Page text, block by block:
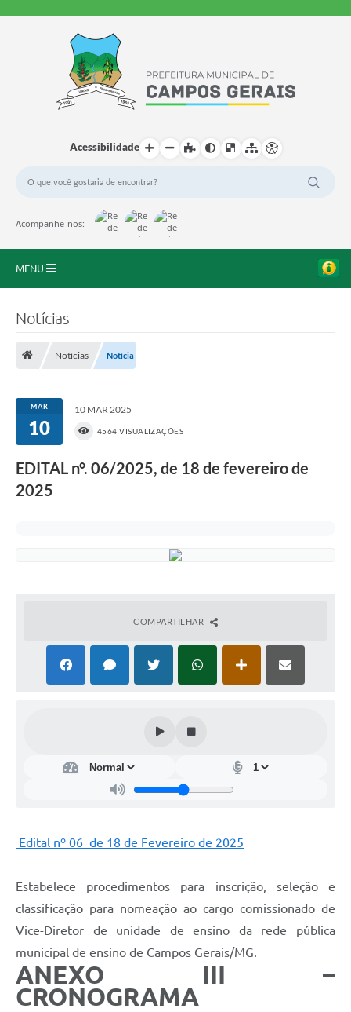
Acessibilidade
Acompanhe-nos:
MENU
Portal da Transparência
Secretarias
Notícias
Notícias Notícia
MAR
10
10 MAR 2025
4564 VISUALIZAÇÕES
EDITAL n°. 06/2025, de 18 de fevereiro de
2025
COMPARTILHAR
Edital nº 06 de 18 de Fevereiro de 2025
Estabelece procedimentos para inscrição, seleção e
classificação para nomeação ao cargo comissionado de
Vice-Diretor de unidade de ensino da rede pública
municipal de ensino de Campos Gerais/MG.
ANEXO III –
CRONOGRAMA